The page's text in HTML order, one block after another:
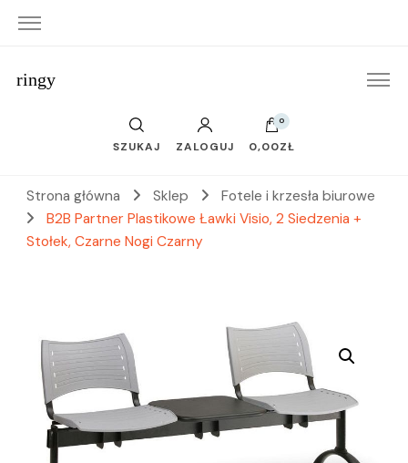
ringy
SZUKAJ ZALOGUJ
0
0,00ZŁ
Strona główna Sklep
Fotele i krzesła biurowe
B2B Partner Plastikowe Ławki Visio, 2 Siedzenia +
Stołek, Czarne Nogi Czarny